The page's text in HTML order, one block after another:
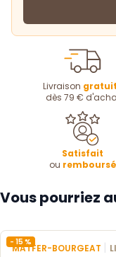
Livraison
dès 79 €
Satisfait
ou remboursé
Vous pourriez
- 15 %
MATFER-BOURGEAT |